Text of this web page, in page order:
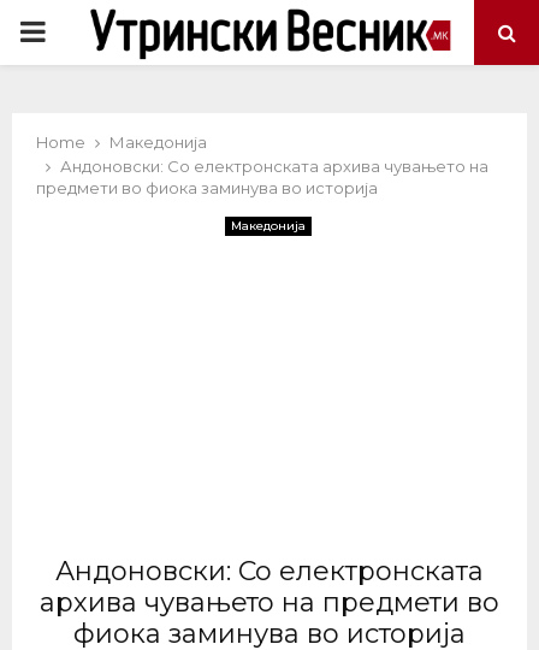
PRIMARY
Home
Македонија
Андоновски: Со електронската архива чувањето на
предмети во фиока заминува во историја
Македонија
Андоновски: Со електронската
архива чувањето на предмети во
фиока заминува во историја